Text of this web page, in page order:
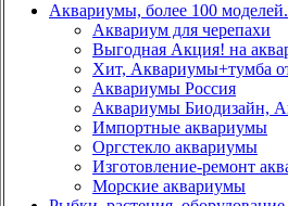
Аквариумы, более 100
Аквариум для черепахи
Выгодная Акция! на
Хит, Аквариумы+тумба
Аквариумы Россия
Аквариумы Биодизайн,
Импортные аквариумы
Оргстекло аквариумы
Изготовление-ремонт
Морские аквариумы